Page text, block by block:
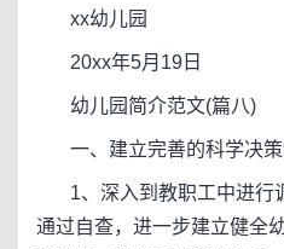
xx幼儿园
20xx年5月19日
幼儿园简介范文(篇八)
一、建立完善的科学决策
1、深入到教职工中进行
通过自查，进一步建立健全